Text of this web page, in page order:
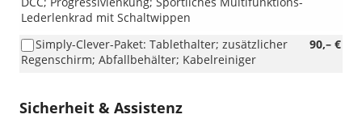
Lederlenkrad mit Schaltwippen
90,– €
Simply-Clever-Paket: Tablethalter; zusätzlicher
Regenschirm; Abfallbehälter; Kabelreiniger
Sicherheit & Assistenz